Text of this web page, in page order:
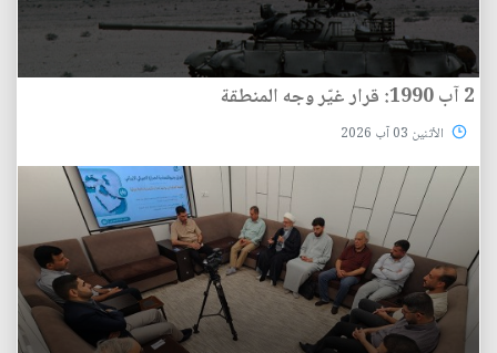
2 آب 1990: قرار غيّر وجه المنطقة
الأثنين 03 آب 2026